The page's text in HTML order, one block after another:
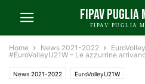
FIPAV PUGLIA
FIPAV PUGLIA
Home News 2021-2022
#EuroVolleyU21W – Le azzurrine
News 2021-2022 EuroVolleyU21W